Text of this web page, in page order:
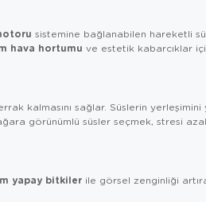
sistemine bağlanabilen hareketli
hava hortumu ve estetik kabarcıklar
kalmasını sağlar. Süslerin
görünümlü süsler seçmek, stresi
yapay bitkiler ile görsel zenginliği